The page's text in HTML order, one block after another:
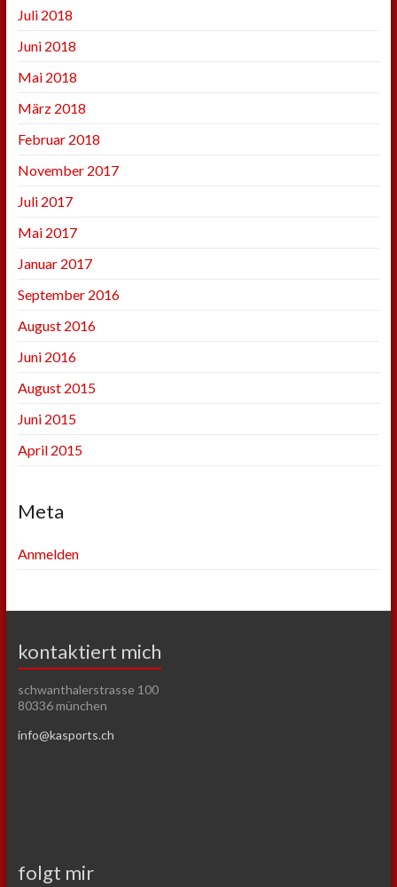
Juli 2018
Juni 2018
Mai 2018
März 2018
Februar 2018
November 2017
Juli 2017
Mai 2017
Januar 2017
September 2016
August 2016
Juni 2016
August 2015
Juni 2015
April 2015
Meta
Anmelden
kontaktiert mich
schwanthalerstrasse 100
80336 münchen
info@kasports.ch
folgt mir